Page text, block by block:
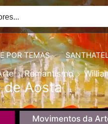
POR TEMAS
Romantismo
de Aosta
Movimentos da